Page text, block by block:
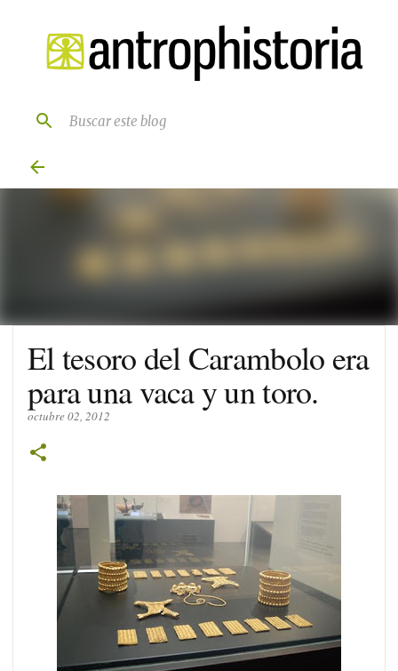
Ir al contenido principal
El tesoro del Carambolo era
para una vaca y un toro.
octubre 02, 2012